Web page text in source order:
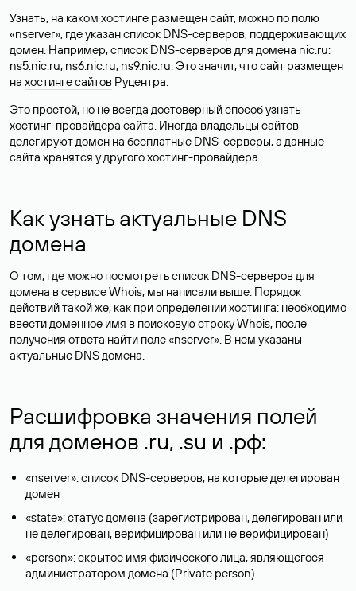
Узнать, на каком хостинге размещен сайт, можно по полю
«nserver», где указан список DNS-серверов, поддерживающих
домен. Например, список DNS-серверов для домена nic.ru:
ns5.nic.ru, ns6.nic.ru, ns9.nic.ru. Это значит, что сайт размещен
на хостинге сайтов Руцентра.
Это простой, но не всегда достоверный способ узнать
хостинг-провайдера сайта. Иногда владельцы сайтов
делегируют домен на бесплатные DNS-серверы, а данные
сайта хранятся у другого хостинг-провайдера.
Как узнать актуальные DNS
домена
О том, где можно посмотреть список DNS-серверов для
домена в сервисе Whois, мы написали выше. Порядок
действий такой же, как при определении хостинга: необходимо
ввести доменное имя в поисковую строку Whois, после
получения ответа найти поле «nserver». В нем указаны
актуальные DNS домена.
Расшифровка значения полей
для доменов .ru, .su и .рф:
«nserver»: список DNS-серверов, на которые делегирован
домен
«state»: статус домена (зарегистрирован, делегирован или
не делегирован, верифицирован или не верифицирован)
«person»: скрытое имя физического лица, являющегося
администратором домена (Privatе person)